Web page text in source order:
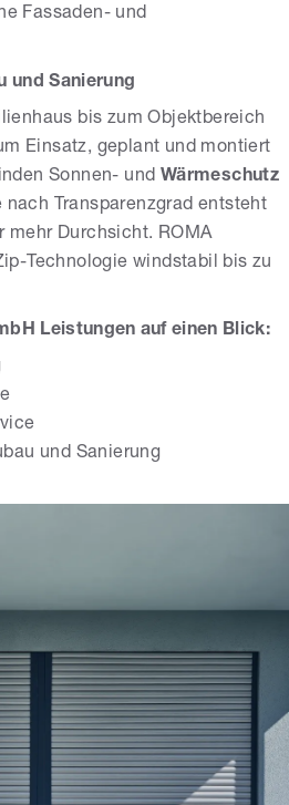
Fassaden- und
und Sanierung
bis zum Objektbereich
Einsatz, geplant und montiert
Sonnen- und Wärmeschutz
Transparenzgrad entsteht
mehr Durchsicht. ROMA
Technologie windstabil bis zu
Leistungen auf einen Blick:
und Sanierung